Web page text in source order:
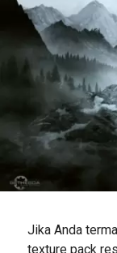
Jika Anda
texture pack